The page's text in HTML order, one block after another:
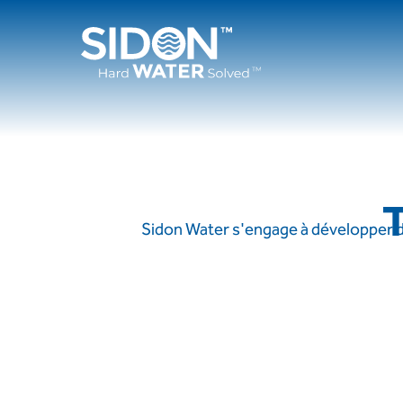
Sidon Water s'engage à